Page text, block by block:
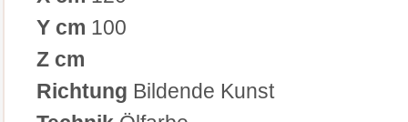
Y cm 100
Z cm
Richtung Bildende Kunst